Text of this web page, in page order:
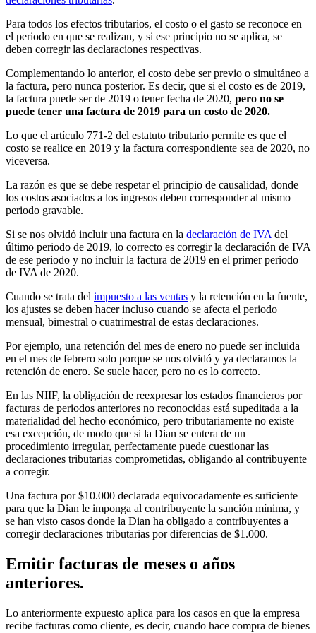
Para todos los efectos tributarios, el costo o el gasto se reconoce en
el periodo en que se realizan, y si ese principio no se aplica, se
deben corregir las declaraciones respectivas.
Complementando lo anterior, el costo debe ser previo o simultáneo a
la factura, pero nunca posterior. Es decir, que si el costo es de 2019,
la factura puede ser de 2019 o tener fecha de 2020, pero no se
puede tener una factura de 2019 para un costo de 2020.
Lo que el artículo 771-2 del estatuto tributario permite es que el
costo se realice en 2019 y la factura correspondiente sea de 2020, no
viceversa.
La razón es que se debe respetar el principio de causalidad, donde
los costos asociados a los ingresos deben corresponder al mismo
periodo gravable.
Si se nos olvidó incluir una factura en la declaración de IVA del
último periodo de 2019, lo correcto es corregir la declaración de IVA
de ese periodo y no incluir la factura de 2019 en el primer periodo
de IVA de 2020.
Cuando se trata del impuesto a las ventas y la retención en la fuente,
los ajustes se deben hacer incluso cuando se afecta el periodo
mensual, bimestral o cuatrimestral de estas declaraciones.
Por ejemplo, una retención del mes de enero no puede ser incluida
en el mes de febrero solo porque se nos olvidó y ya declaramos la
retención de enero. Se suele hacer, pero no es lo correcto.
En las NIIF, la obligación de reexpresar los estados financieros por
facturas de periodos anteriores no reconocidas está supeditada a la
materialidad del hecho económico, pero tributariamente no existe
esa excepción, de modo que si la Dian se entera de un
procedimiento irregular, perfectamente puede cuestionar las
declaraciones tributarias comprometidas, obligando al contribuyente
a corregir.
Una factura por $10.000 declarada equivocadamente es suficiente
para que la Dian le imponga al contribuyente la sanción mínima, y
se han visto casos donde la Dian ha obligado a contribuyentes a
corregir declaraciones tributarias por diferencias de $1.000.
Emitir facturas de meses o años
anteriores.
Lo anteriormente expuesto aplica para los casos en que la empresa
recibe facturas como cliente, es decir, cuando hace compra de bienes